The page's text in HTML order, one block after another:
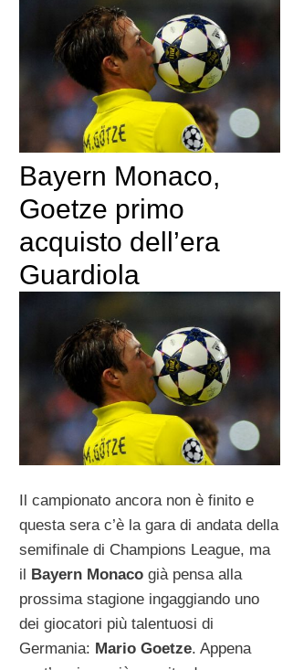
Bayern Monaco,
Goetze primo
acquisto dell’era
Guardiola
Il campionato ancora non è finito e
questa sera c’è la gara di andata della
semifinale di Champions League, ma
il Bayern Monacogià pensa alla
prossima stagione ingaggiando uno
dei giocatori più talentuosi di
Germania: Mario Goetze. Appena